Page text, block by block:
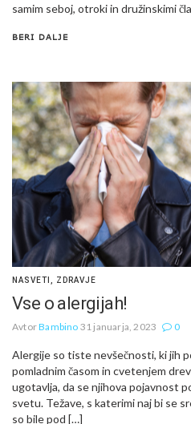
samim seboj, otroki in družinskimi
BERI DALJE
NASVETI ZDRAVJE
Vse o alergijah!
AvtorBambino 31 januarja, 2023 0
Alergije so tiste nevšečnosti, ki jih
pomladnim časom in cvetenjem
ugotavlja, da se njihova pojavnost
svetu. Težave, s katerimi naj bi se
so bile pod […]